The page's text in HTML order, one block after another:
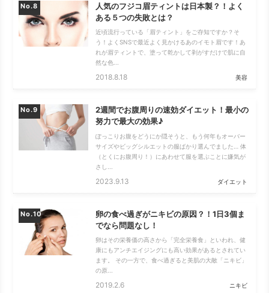
No.
人気のフジコ眉ティントは日本製？！よく
ある５つの失敗とは？
近頃流行っている「眉ティント」をご存知ですか？そ
う！よくSNSで最近よく見かけるあのイモト眉です！あ
れが眉ティントで、塗って乾かして剥がすだけで肌に自
然な色...
2018.8.18 美容
No.
2週間でお腹周りの速効ダイエット！最小の
努力で最大の効果♪
ぽっこりお腹をどうにか隠そうと、もう何年もオーバー
サイズやビッグシルエットの服ばかり選んでました… 体
（とくにお腹周り！）にあわせて服を選ぶことに嫌気が
さし...
2023.9.13 ダイエット
No.
卵の食べ過ぎがニキビの原因？！1日3個ま
でなら問題なし！
卵はその栄養価の高さから「完全栄養食」といわれ、健
康にもアンチエイジングにも高い効果があるとされてい
ます。 その一方で、食べ過ぎると美肌の大敵「ニキビ」
の原...
2019.2.6 ニキビ